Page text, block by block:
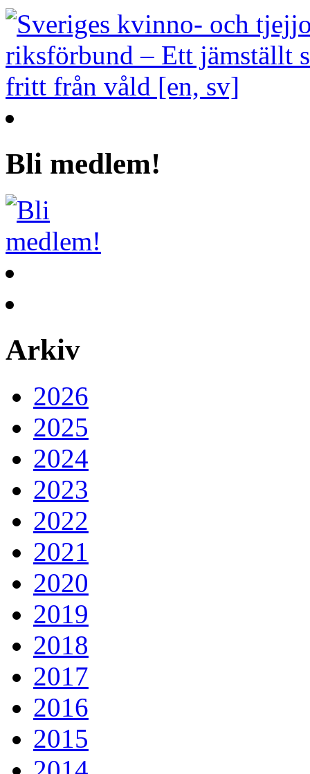
Bli medlem!
Arkiv
2026
2025
2024
2023
2022
2021
2020
2019
2018
2017
2016
2015